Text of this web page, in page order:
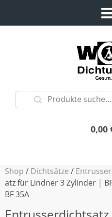
0,00
Shop / Dichtsätze /
atz für Lindner 3 Zylinder |
BF 35A